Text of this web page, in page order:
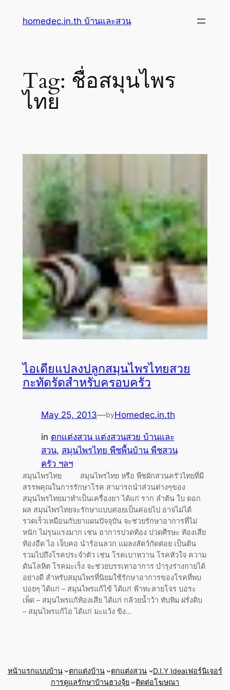
homedec.in.th บ้านและสวน
Tag: ชื่อสมุนไพร
ไทย
ไอเดียแปลงปลูกสมุนไพรไทยสวย
กะทัดรัดสำหรับครอบครัว
May 25, 2013—byHomedec.in.th
in ตกแต่งสวน แต่งสวนสวย บ้านและ
สวน, สมุนไพรไทย พืชพื้นบ้าน พืชสวน
ครัว ฯลฯ
สมุนไพรไทย สมุนไพรไทย หรือ พืชผักสวนครัวไทยที่มี
สรรพคุณในการรักษาโรค สามารถนำส่วนต่างๆของ
สมุนไพรไทยมาทำเป็นเครื่องยา ได้แก่ ราก ลำต้น ใบ ดอก
ผล สมุนไพรไทยจะรักษาแบบค่อยเป็นค่อยไป อาจไม่ได้
รวดเร็วเหมือนกับยาแผนปัจจุบัน จะช่วยรักษาอาการที่ไม่
หนัก ไม่รุนแรงมาก เช่น อาการปวดท้อง ปวดศีรษะ ท้องเสีย
ท้องอืด ไอ เจ็บคอ นำร้อนลวก แมลงสัตว์กัดต่อย เป็นต้น
รวมไปถึงโรคประจำตัว เช่น โรคเบาหวาน โรคหัวใจ ความ
ดันโลหิต โรคมะเร็ง จะช่วยบรรเทาอาการ บำรุงร่างกายได้
อย่างดี สำหรับสมุนไพรที่นิยมใช้รักษาอาการของโรคที่พบ
บ่อยๆ ได้แก่ – สมุนไพรแก้ไข้ ได้แก่ ฟ้าทะลายโจร บอระ
เพ็ด – สมุนไพรแก้ท้องเสีย ได้แก่ กล้วยน้ำว้า ทับทิม ฝรั่งดิบ
– สมุนไพรแก้ไอ ได้แก่ มะแว้ง ขิง…
หน้าแรกแบบบ้าน ตกแต่งบ้าน ตกแต่งสวน D.I.Y Ideaเฟอร์นิเจอร์
การดูแลรักษาบ้านฮวงจุ้ย ติดต่อโฆษณา